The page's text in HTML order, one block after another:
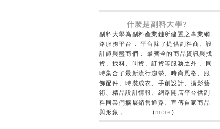
什麼是副料大學?
副料大學為副料產業鏈所建置之專業網
路服務平台， 平台除了提供副料商、設
計師與盤商們， 最齊全的商品資訊與找
貨、找料、叫貨、訂貨等服務之外， 同
時集合了最新流行趨勢、時尚風格、服
飾配件、時裝成衣、手創設計、攝影藝
術、精品設計情報、網路開店平台供副
料同業們擴展銷售通路、宣傳自家商品
與形象， ............(more )